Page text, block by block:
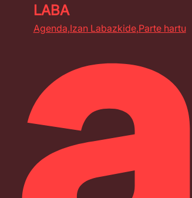
Menua irekiLABA
Agenda Izan Labazkide Parte hartu